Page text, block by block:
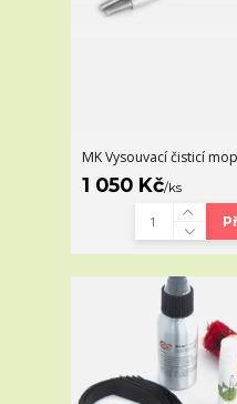
MK Vysouvací čisticí
1 050 Kč/ks